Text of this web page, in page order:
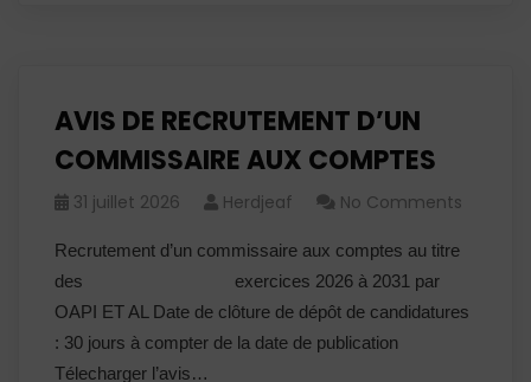
AVIS DE RECRUTEMENT D’UN
COMMISSAIRE AUX COMPTES
31 juillet 2026 Herdjeaf No Comments
Recrutement d’un commissaire aux comptes au titre
des exercices 2026 à 2031 par
OAPI ET AL Date de clôture de dépôt de candidatures
: 30 jours à compter de la date de publication
Télecharger l’avis…